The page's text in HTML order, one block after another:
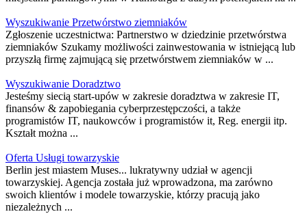
Wyszukiwanie Przetwórstwo ziemniaków
Zgłoszenie uczestnictwa: Partnerstwo w dziedzinie przetwórstwa
ziemniaków Szukamy możliwości zainwestowania w istniejącą lub
przyszłą firmę zajmującą się przetwórstwem ziemniaków w ...
Wyszukiwanie Doradztwo
Jesteśmy siecią start-upów w zakresie doradztwa w zakresie IT,
finansów & zapobiegania cyberprzestępczości, a także
programistów IT, naukowców i programistów it, Reg. energii itp.
Kształt można ...
Oferta Usługi towarzyskie
Berlin jest miastem Muses... lukratywny udział w agencji
towarzyskiej. Agencja została już wprowadzona, ma zarówno
swoich klientów i modele towarzyskie, którzy pracują jako
niezależnych ...